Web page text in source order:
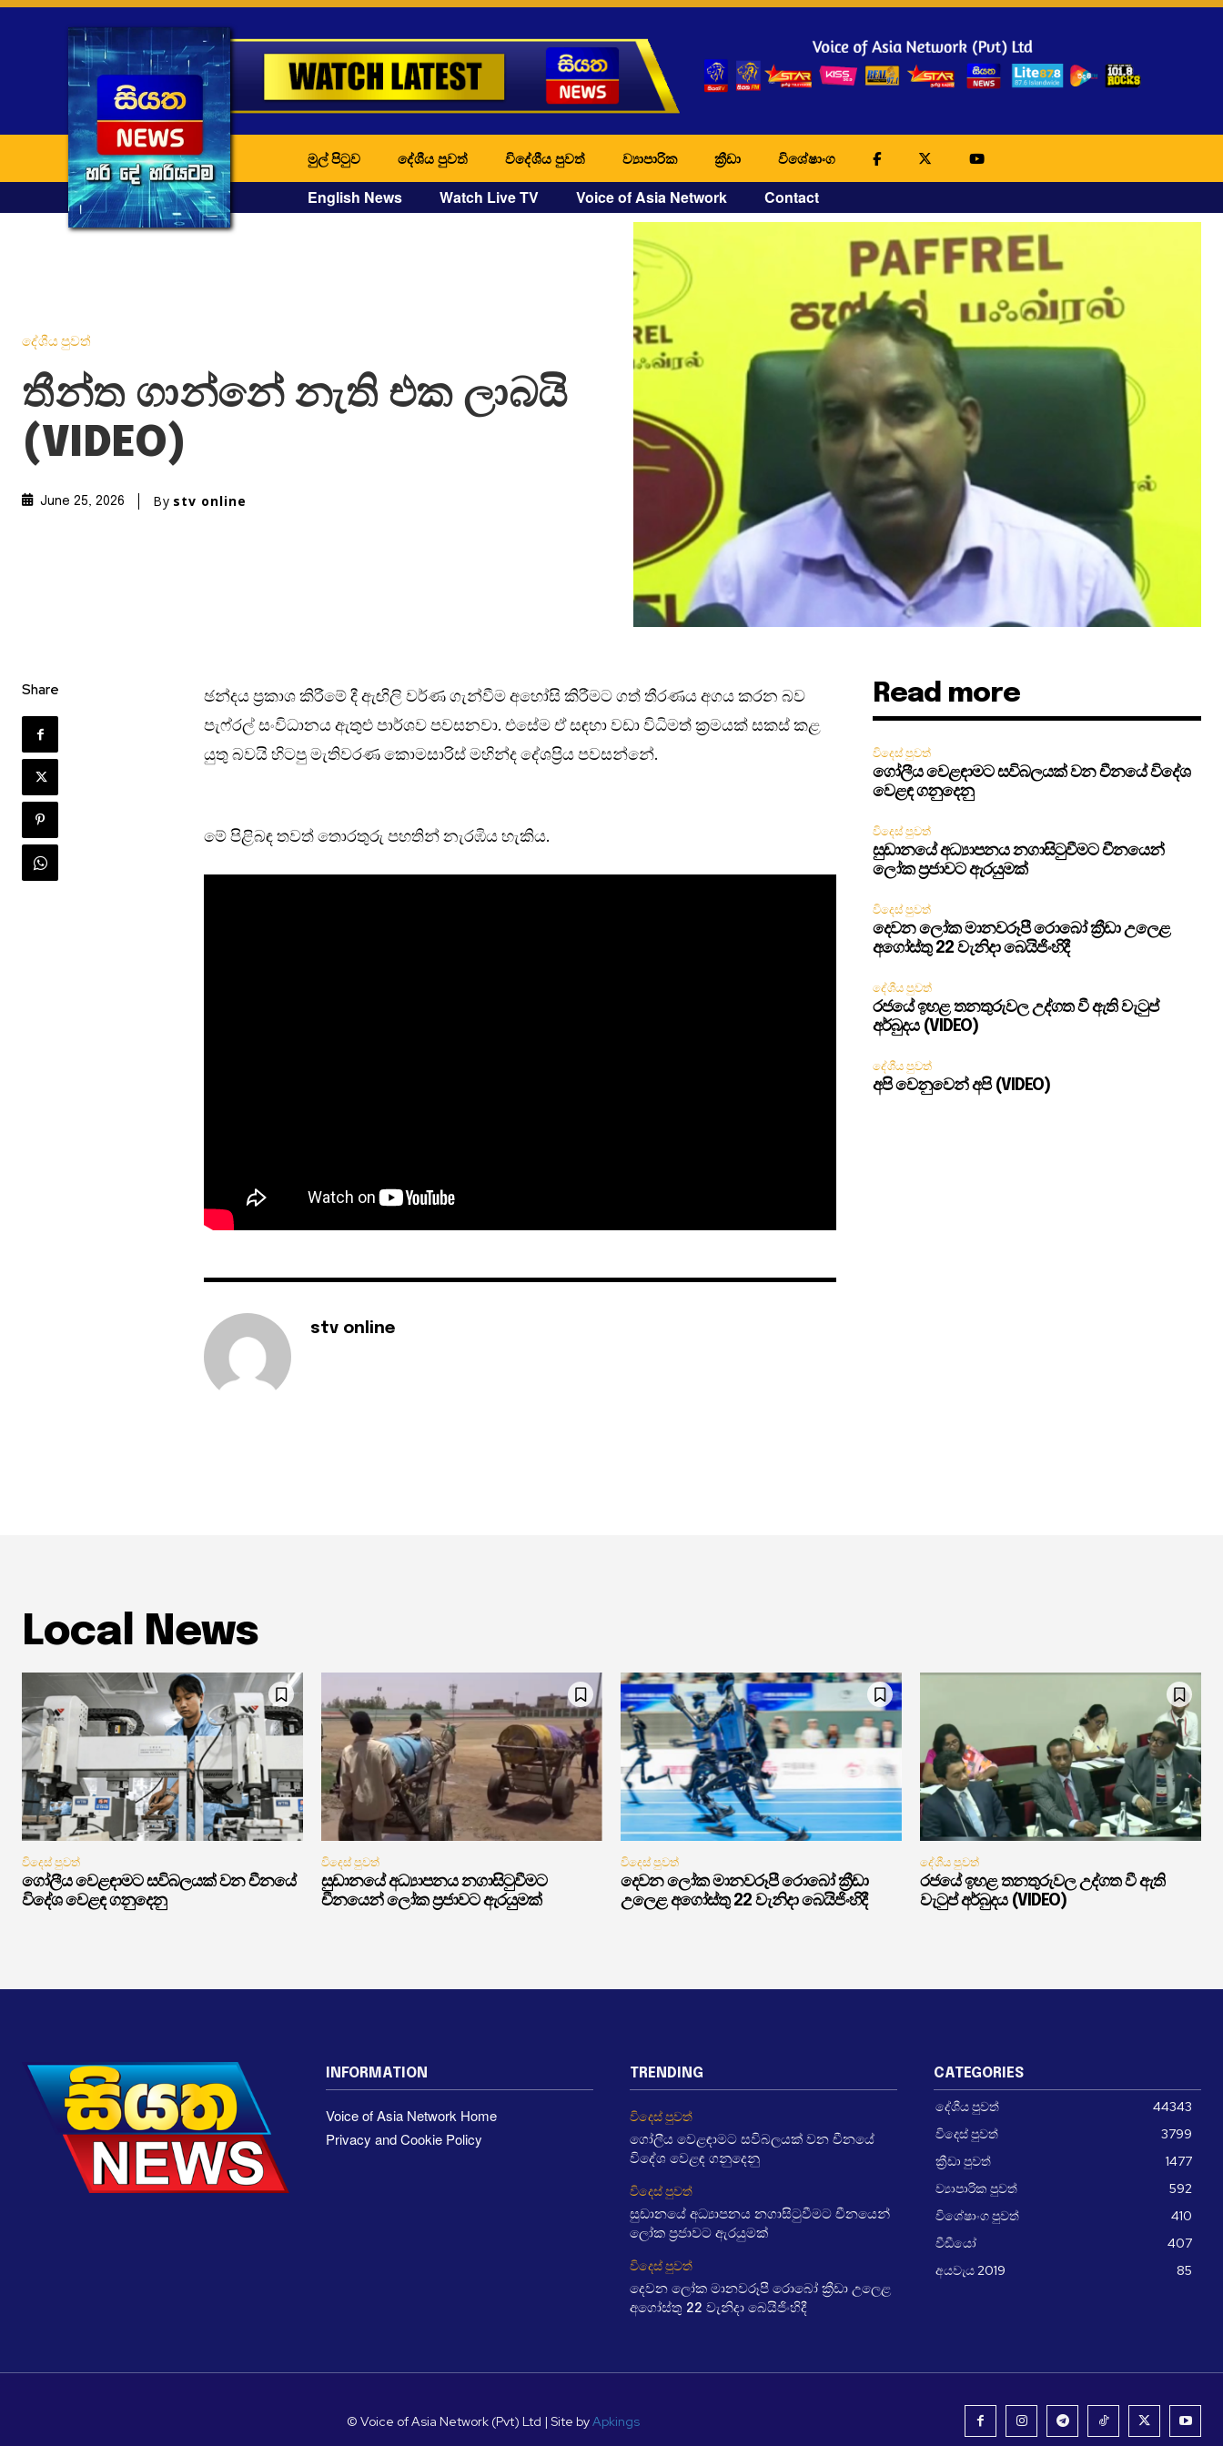
මුල් පිටුව දේශීය පුවත් විදේශීය පුවත් ව්‍යාපාරික ක්‍රීඩා විශේෂාංග
English News Watch Live TV Voice of Asia Network Contact
දේශීය පුවත්
තීන්ත ගාන්නේ නැති එක ලාබයි
(VIDEO)
June 25, 2026 By stv online
Share
ඡන්දය ප්‍රකාශ කිරීමේ දී ඇඟිලි වර්ණ ගැන්වීම අහෝසි කිරීමට ගත් තීරණය අගය කරන බව
පැෆ්රල් සංවිධානය ඇතුළු පාර්ශව පවසනවා. එසේම ඒ සඳහා වඩා විධිමත් ක්‍රමයක් සකස් කළ
යුතු බවයි හිටපු මැතිවරණ කොමසාරිස් මහින්ද දේශප්‍රිය පවසන්නේ.
මේ පිළිබඳ තවත් තොරතුරු පහතින් නැරඹි‍ය හැකිය.
stv online
Read more
විදෙස් පුවත්
ගෝලීය වෙළඳාමට සවිබලයක් වන චීනයේ විදේශ
වෙළඳ ගනුදෙනු
විදෙස් පුවත්
සුඩානයේ අධ්‍යාපනය නගාසිටුවීමට චීනයෙන්
ලෝක ප්‍රජාවට ඇරයුමක්
විදෙස් පුවත්
දෙවන ලෝක මානවරූපී රොබෝ ක්‍රීඩා උලෙළ
අගෝස්තු 22 වැනිදා බෙයිජිංහිදී
දේශීය පුවත්
රජයේ ඉහළ තනතුරුවල උද්ගත වී ඇති වැටුප්
අර්බුදය (VIDEO)
දේශීය පුවත්
අපි වෙනුවෙන් අපි (VIDEO)
Local News
විදෙස් පුවත්
ගෝලීය වෙළඳාමට සවිබලයක් වන චීනයේ
විදේශ වෙළඳ ගනුදෙනු
විදෙස් පුවත්
සුඩානයේ අධ්‍යාපනය නගාසිටුවීමට
චීනයෙන් ලෝක ප්‍රජාවට ඇරයුමක්
විදෙස් පුවත්
දෙවන ලෝක මානවරූපී රොබෝ ක්‍රීඩා
උලෙළ අගෝස්තු 22 වැනිදා බෙයිජිංහිදී
දේශීය පුවත්
රජයේ ඉහළ තනතුරුවල උද්ගත වී ඇති
වැටුප් අර්බුදය (VIDEO)
INFORMATION
Voice of Asia Network Home
Privacy and Cookie Policy
TRENDING
විදෙස් පුවත්
ගෝලීය වෙළඳාමට සවිබලයක් වන චීනයේ
විදේශ වෙළඳ ගනුදෙනු
විදෙස් පුවත්
සුඩානයේ අධ්‍යාපනය නගාසිටුවීමට චීනයෙන්
ලෝක ප්‍රජාවට ඇරයුමක්
විදෙස් පුවත්
දෙවන ලෝක මානවරූපී රොබෝ ක්‍රීඩා උලෙළ
අගෝස්තු 22 වැනිදා බෙයිජිංහිදී
CATEGORIES
දේශීය පුවත්
44343
විදෙස් පුවත්
3799
ක්‍රීඩා පුවත්
1477
ව්‍යාපාරික පුවත්
592
විශේෂාංග පුවත්
410
වීඩීයෝ
407
අයවැය 2019
85
© Voice of Asia Network (Pvt) Ltd | Site byApkings